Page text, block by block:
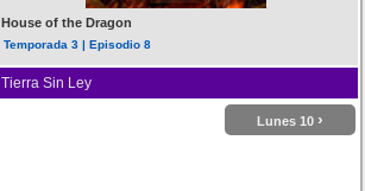
House of the Dragon
Temporada 3 | Episodio 8
Tierra Sin Ley
Lunes 10 ›